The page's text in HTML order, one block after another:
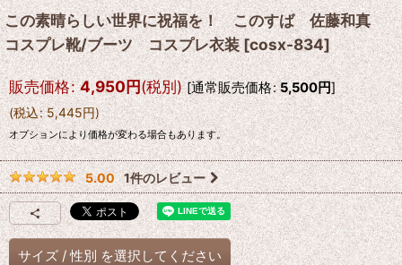
この素晴らしい世界に祝福を！ このすば 佐藤和真
コスプレ靴/ブーツ コスプレ衣装[cosx-834]
販売価格: 4,950円(税別) [通常販売価格: 5,500円]
(税込: 5,445円)
オプションにより価格が変わる場合もあります。
5.00 1件のレビュー
サイズ / 性別 を選択してください